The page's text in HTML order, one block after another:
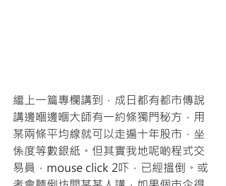
繼上一篇專欄講到，成日都有都市傳說
講邊嗰邊嗰大師有一約條獨門秘方，用
某兩條平均線就可以走遍十年股市，坐
係度等數銀紙。但其實我地呢啲程式交
易員，mouse click 2吓，已經搵倒。或